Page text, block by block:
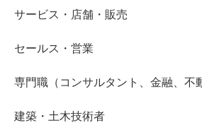
サービス・店舗・販売
セールス・営業
専門職（コンサルタント、金融、不
建築・土木技術者